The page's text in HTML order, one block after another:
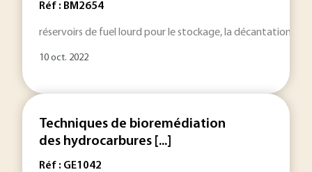
Réf : BM2654
réservoirs de fuel lourd pour le stockage, la décantation, le
10 oct. 2022
Techniques de bioremédiation
des hydrocarbures [...]
Réf : GE1042